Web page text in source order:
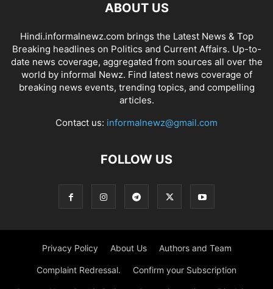
ABOUT US
Hindi.informalnewz.com brings the Latest News & Top
Breaking headlines on Politics and Current Affairs. Up-to-
date news coverage, aggregated from sources all over the
world by informal Newz. Find latest news coverage of
breaking news events, trending topics, and compelling
articles.
Contact us: informalnewz@gmail.com
FOLLOW US
Privacy Policy About Us Authors and Team
Complaint Redressal. Confirm your Subscription